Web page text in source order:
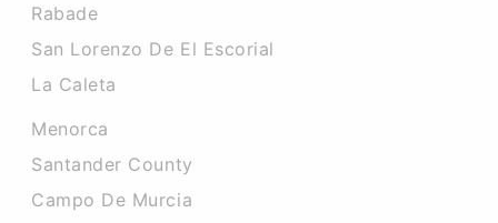
Rabade
San Lorenzo De El Escorial
La Caleta
Menorca
Santander County
Campo De Murcia